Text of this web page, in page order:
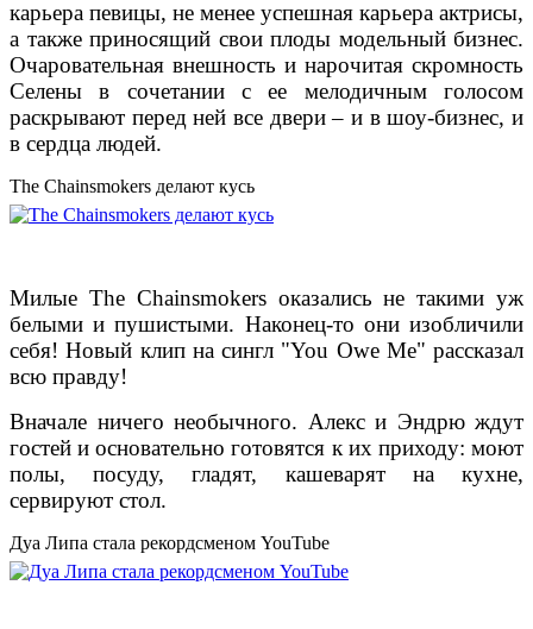
карьера певицы, не менее успешная карьера актрисы,
а также приносящий свои плоды модельный бизнес.
Очаровательная внешность и нарочитая скромность
Селены в сочетании с ее мелодичным голосом
раскрывают перед ней все двери – и в шоу-бизнес, и
в сердца людей.
The Chainsmokers делают кусь
Милые The Chainsmokers оказались не такими уж
белыми и пушистыми. Наконец-то они изобличили
себя! Новый клип на сингл "You Owe Me" рассказал
всю правду!
Вначале ничего необычного. Алекс и Эндрю ждут
гостей и основательно готовятся к их приходу: моют
полы, посуду, гладят, кашеварят на кухне,
сервируют стол.
Дуа Липа стала рекордсменом YouTube